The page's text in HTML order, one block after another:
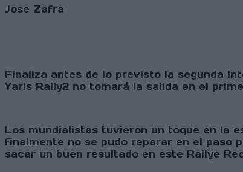
Jose Zafra
Finaliza antes de lo previsto la segunda
Yaris Rally2 no tomará la salida en el
Los mundialistas tuvieron un toque en la
finalmente no se pudo reparar en el paso
sacar un buen resultado en este Rallye